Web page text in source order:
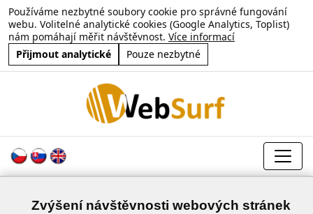
Používáme nezbytné soubory cookie pro správné fungování
webu. Volitelné analytické cookies (Google Analytics, Toplist)
nám pomáhají měřit návštěvnost. Více informací
Přijmout analytické
Pouze nezbytné
Zvýšení návštěvnosti webových stránek